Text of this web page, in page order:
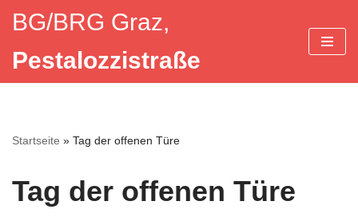
Inhalt
springen
BG/BRG Graz,
Pestalozzistraße
Startseite » Tag der offenen Türe
Tag der offenen Türe